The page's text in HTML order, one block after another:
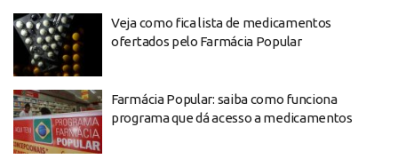
Veja como fica lista de medicamentos
ofertados pelo Farmácia Popular
Farmácia Popular: saiba como funciona
programa que dá acesso a medicamentos